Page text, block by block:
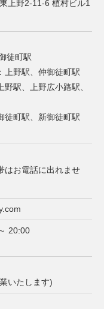
上野2-11-6 植村ビル1
徒町駅
上野駅、仲御徒町駅
野駅、上野広小路駅、
徒町駅、新御徒町駅
はお電話に出れませ
20:00
いたします)